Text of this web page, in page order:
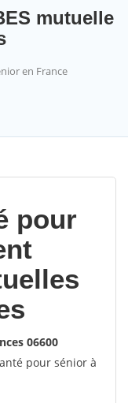
mutuelle
en France
pour
06600
pour sénior à